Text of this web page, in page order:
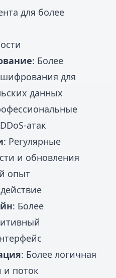
для более
: Более
для
данных
атак
: Регулярные
и обновления
опыт
: Более
: Более логичная
и поток